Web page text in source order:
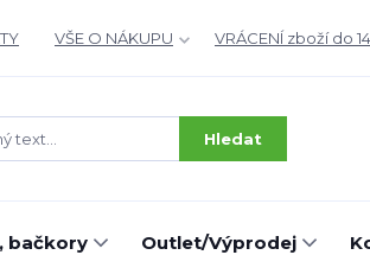
VŠE O NÁKUPU VRÁCENÍ zboží do
Hledat
bačkory Outlet/Výprodej